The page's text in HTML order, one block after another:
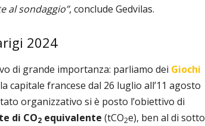
al sondaggio”, conclude Gedvilas.
2024
di grande importanza: parliamo dei Giochi
capitale francese dal 26 luglio all’11 agosto
organizzativo si è posto l’obiettivo di
di CO2 equivalente (tCO2e), ben al di sotto